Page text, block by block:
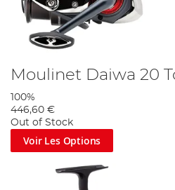
Moulinet Daiwa 20
100%
446,60 €
Out of Stock
Voir Les Options